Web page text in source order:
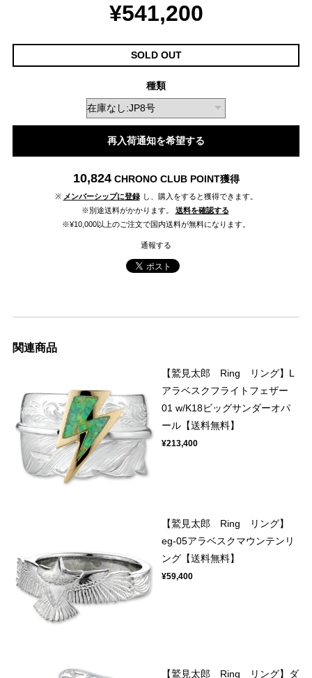
¥541,200
SOLD OUT
種類
再入荷通知を希望する
10,824 CHRONO CLUB POINT獲得
※ メンバーシップに登録 し、購入をすると獲得できます。
※別途送料がかかります。
送料を確認する
※¥10,000以上のご注文で国内送料が無料になります。
通報する
関連商品
【鷲見太郎 Ring リング】L
アラベスクフライトフェザー
01 w/K18ビッグサンダーオパ
ール【送料無料】
¥213,400
【鷲見太郎 Ring リング】
eg-05アラベスクマウンテンリ
ング【送料無料】
¥59,400
【鷲見太郎 Ring リング】ダ